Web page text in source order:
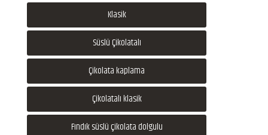
Klasik
Süslü Çikolatalı
Çikolata kaplama
Çikolatalı klasik
Fındık süslü çikolata dolgulu